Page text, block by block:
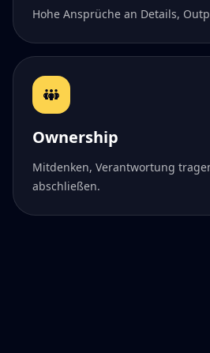
Hohe Ansprüche an Details,
Ownership
Mitdenken, Verantwortung
abschließen.